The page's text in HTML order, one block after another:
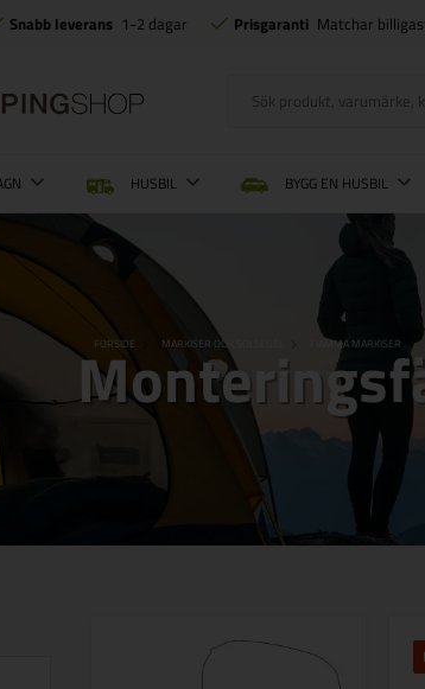
Snabb leverans 1-2 dagar Prisgaranti Matchar
HUSBIL BYGG EN HUSBIL
FORSIDE MARKISER OCH SOLSEGEL FIAMMA MARKISER